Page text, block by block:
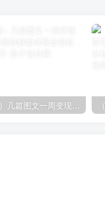
（8409期）几篇图文一周变现1500＋，深度拆解面试掘金项目，小白轻松上手